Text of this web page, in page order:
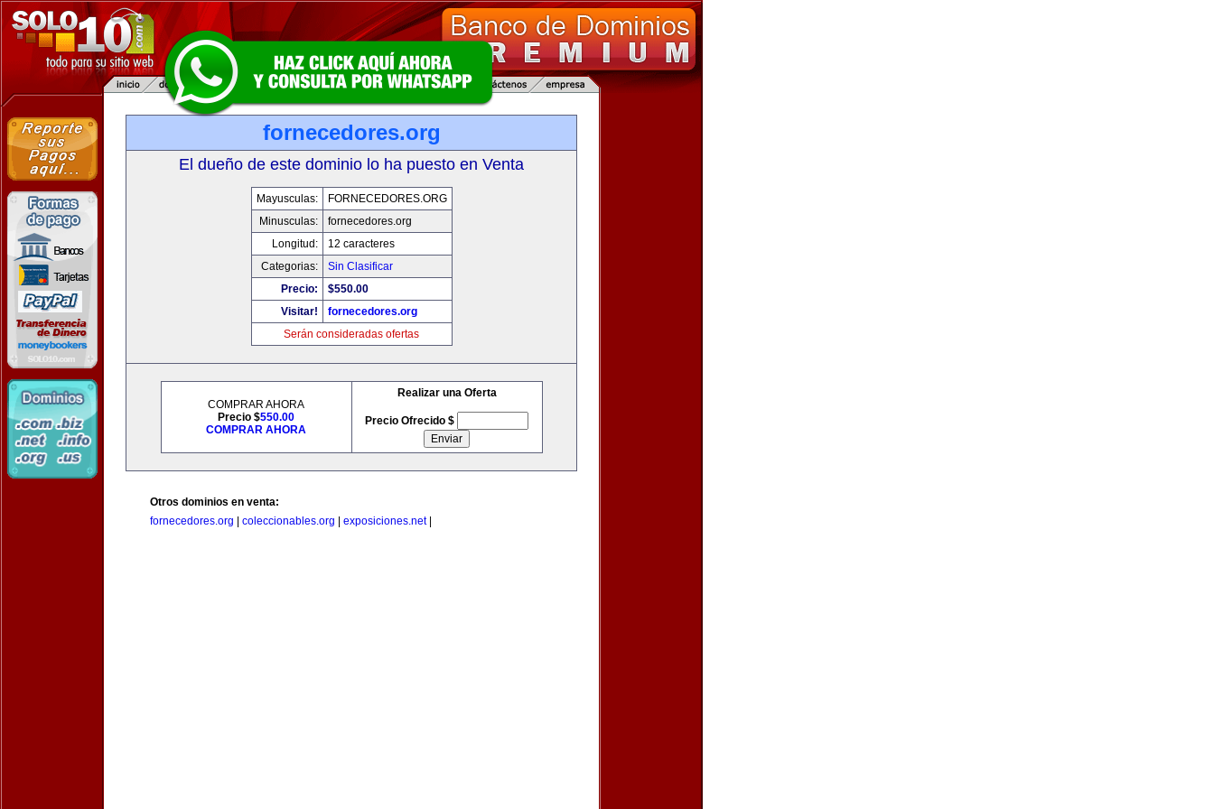
fornecedores.org
El dueño de este dominio lo ha puesto en Venta
Mayusculas:
FORNECEDORES.ORG
Minusculas:
fornecedores.org
Longitud:
12 caracteres
Categorias:
Sin Clasificar
Precio:
$550.00
Visitar!
fornecedores.org
Serán consideradas ofertas
COMPRAR AHORA
Precio $550.00
COMPRAR AHORA
Realizar una Oferta
Precio Ofrecido $
Otros dominios en venta:
fornecedores.org
coleccionables.org exposiciones.net|